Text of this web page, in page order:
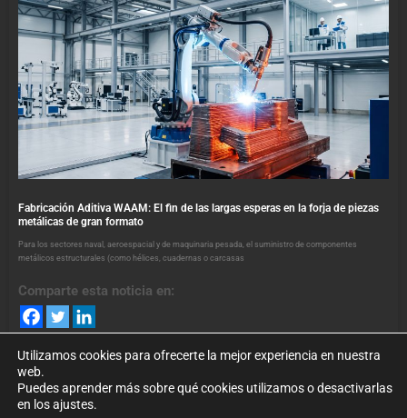
Fabricación Aditiva WAAM: El fin de las largas esperas en la forja de piezas
metálicas de gran formato
Para los sectores naval, aeroespacial y de maquinaria pesada, el suministro de componentes
metálicos estructurales (como hélices, cuadernas o carcasas
Comparte esta noticia en:
Utilizamos cookies para ofrecerte la mejor experiencia en nuestra
web.
Puedes aprender más sobre qué cookies utilizamos o desactivarlas
en los ajustes.